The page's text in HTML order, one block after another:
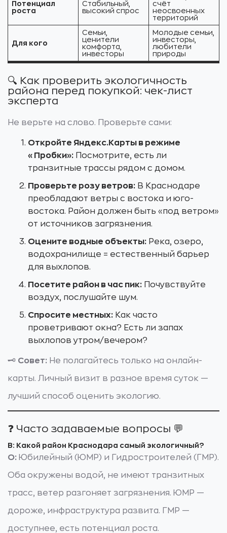
Потенциал
роста
Стабильный,
высокий спрос
счёт
неосвоенных
территорий
Для кого
Семьи,
ценители
комфорта,
инвесторы
Молодые семьи,
инвесторы,
любители
природы
🔍 Как проверить экологичность
района перед покупкой: чек-лист
эксперта
Не верьте на слово. Проверьте сами:
Откройте Яндекс.Карты в режиме
«Пробки»: Посмотрите, есть ли
транзитные трассы рядом с домом.
Проверьте розу ветров: В Краснодаре
преобладают ветры с востока и юго-
востока. Район должен быть «под ветром»
от источников загрязнения.
Оцените водные объекты: Река, озеро,
водохранилище = естественный барьер
для выхлопов.
Посетите район в час пик: Почувствуйте
воздух, послушайте шум.
Спросите местных: Как часто
проветривают окна? Есть ли запах
выхлопов утром/вечером?
🗝️ Совет: Не полагайтесь только на онлайн-
карты. Личный визит в разное время суток —
лучший способ оценить экологию.
❓ Часто задаваемые вопросы 💬
В: Какой район Краснодара самый экологичный?
О: Юбилейный (ЮМР) и Гидростроителей (ГМР).
Оба окружены водой, не имеют транзитных
трасс, ветер разгоняет загрязнения. ЮМР —
дороже, инфраструктура развита. ГМР —
доступнее, есть потенциал роста.